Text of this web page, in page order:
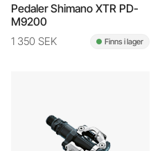
Pedaler Shimano XTR PD-
M9200
1 350 SEK Finns i lager